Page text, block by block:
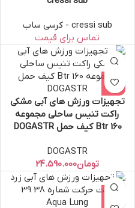
cressi sub - کرسی ساب
تجهیزات ورزش های آبی مشکی
راکت تنیس ساحلی مجموعه
Btr 160 کیف حمل DOGASTR
DOGASTR
تومان